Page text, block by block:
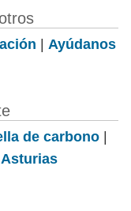
| Ayúdanos
de carbono|